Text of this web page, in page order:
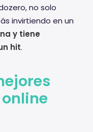
no solo
invirtiendo en un
y tiene
hit.